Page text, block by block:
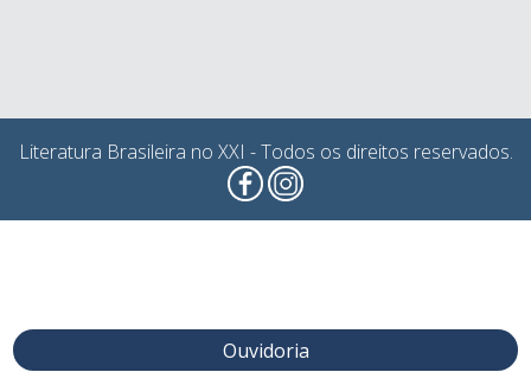
Literatura Brasileira no XXI - Todos os direitos reservados.
Ouvidoria